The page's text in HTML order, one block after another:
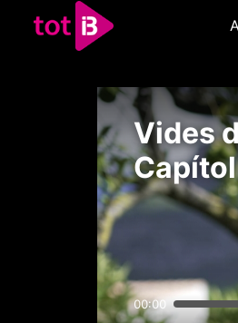
Vides
00:00